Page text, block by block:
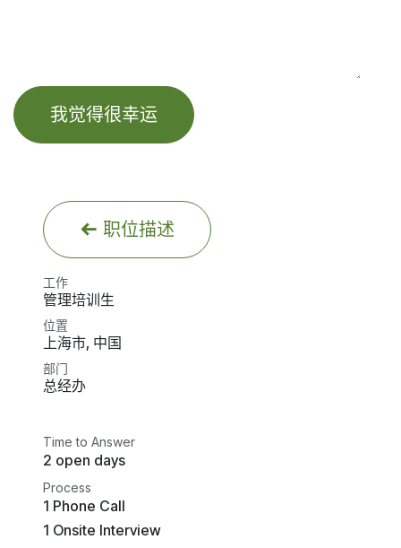
我觉得很幸运
职位描述
工作
管理培训生
位置
上海市, 中国
部门
总经办
Time to Answer
2 open days
Process
1 Phone Call
1 Onsite Interview